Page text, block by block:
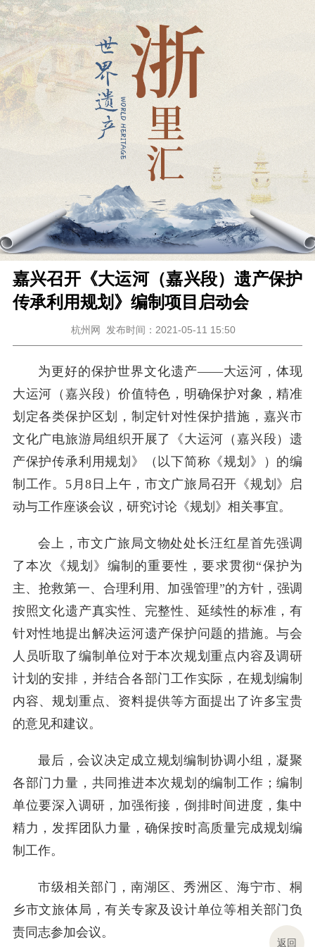
嘉兴召开《大运河（嘉兴段）遗产保护
传承利用规划》编制项目启动会
杭州网 发布时间：2021-05-11 15:50
为更好的保护世界文化遗产——大运河，体现
大运河（嘉兴段）价值特色，明确保护对象，精准
划定各类保护区划，制定针对性保护措施，嘉兴市
文化广电旅游局组织开展了《大运河（嘉兴段）遗
产保护传承利用规划》（以下简称《规划》）的编
制工作。5月8日上午，市文广旅局召开《规划》启
动与工作座谈会议，研究讨论《规划》相关事宜。
会上，市文广旅局文物处处长汪红星首先强调
了本次《规划》编制的重要性，要求贯彻“保护为
主、抢救第一、合理利用、加强管理”的方针，强调
按照文化遗产真实性、完整性、延续性的标准，有
针对性地提出解决运河遗产保护问题的措施。与会
人员听取了编制单位对于本次规划重点内容及调研
计划的安排，并结合各部门工作实际，在规划编制
内容、规划重点、资料提供等方面提出了许多宝贵
的意见和建议。
最后，会议决定成立规划编制协调小组，凝聚
各部门力量，共同推进本次规划的编制工作；编制
单位要深入调研，加强衔接，倒排时间进度，集中
精力，发挥团队力量，确保按时高质量完成规划编
制工作。
市级相关部门，南湖区、秀洲区、海宁市、桐
乡市文旅体局，有关专家及设计单位等相关部门负
责同志参加会议。
返回